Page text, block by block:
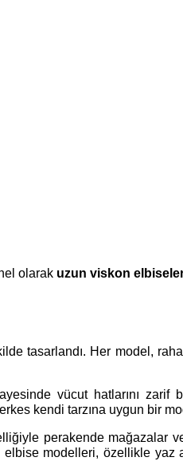
olarak uzun viskon
tasarlandı. Her model,
vücut hatlarını
kendi tarzına uygun bir
perakende mağazalar
modelleri, özellikle yaz